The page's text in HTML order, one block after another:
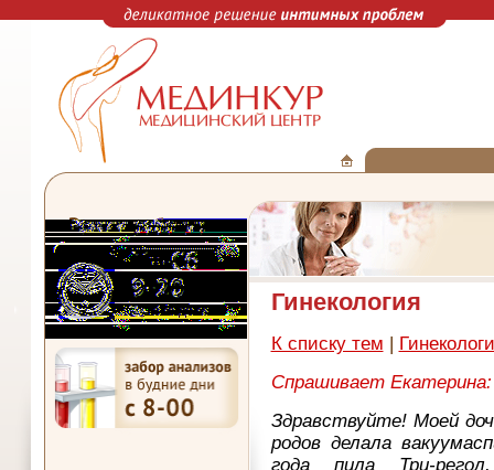
Гинекология
К списку тем |
Спрашивает Екатерина:
Здравствуйте! Моей
родов делала
года пила Три-